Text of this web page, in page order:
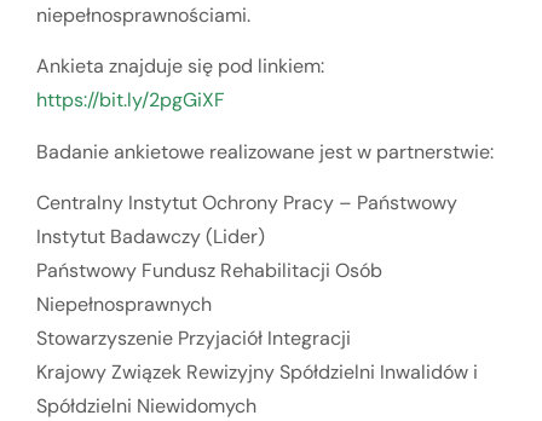
niepełnosprawnościami.
Ankieta znajduje się pod linkiem:
https://bit.ly/2pgGiXF
Badanie ankietowe realizowane jest w partnerstwie:
Centralny Instytut Ochrony Pracy – Państwowy
Instytut Badawczy (Lider)
Państwowy Fundusz Rehabilitacji Osób
Niepełnosprawnych
Stowarzyszenie Przyjaciół Integracji
Krajowy Związek Rewizyjny Spółdzielni Inwalidów i
Spółdzielni Niewidomych